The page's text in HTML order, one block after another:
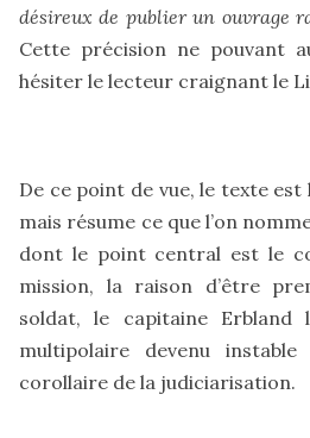
désireux de publier un ouvrage
Cette précision ne pouvant
hésiter le lecteur craignant le
De ce point de vue, le texte
mais résume ce que l’on
dont le point central est le
mission, la raison d’être
soldat, le capitaine Erbland
multipolaire devenu
corollaire de la judiciarisation.